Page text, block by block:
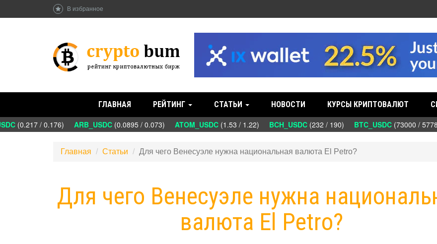
В избранное
ГЛАВНАЯ РЕЙТИНГ СТАТЬИ НОВОСТИ КУРСЫ КРИПТОВАЛЮТ
(0.217 / 0.176) ARB_USDC(0.0895 / 0.073) ATOM_USDC(1.53 / 1.22) BCH_USDC(232 / 190) BTC_USDC(73000 /
Главная Статьи Для чего Венесуэле нужна национальная валюта El Petro?
Для чего Венесуэле нужна
валюта El Petro?